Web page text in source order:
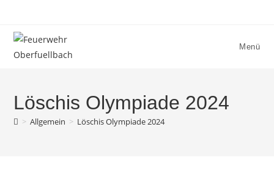
Menü
Löschis Olympiade 2024
> Allgemein > Löschis Olympiade 2024